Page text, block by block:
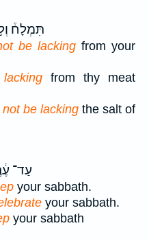
תִּמְלָח֒
be lackingfrom your
from thy meat
be lacking the salt of
עַד־
your sabbath.
your sabbath.
your sabbath